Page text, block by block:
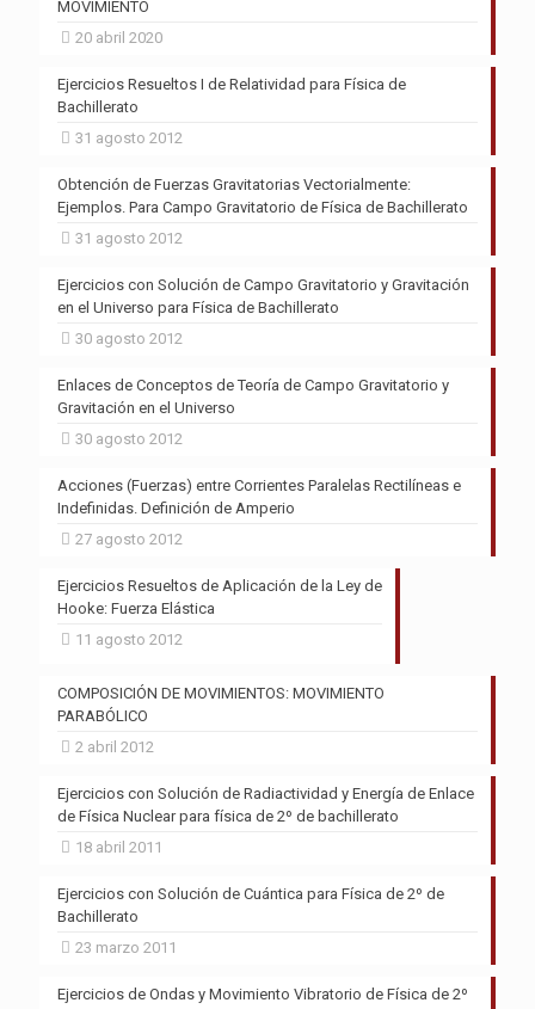
MOVIMIENTO
20 abril 2020
Ejercicios Resueltos I de Relatividad para Física de
Bachillerato
31 agosto 2012
Obtención de Fuerzas Gravitatorias Vectorialmente:
Ejemplos. Para Campo Gravitatorio de Física de Bachillerato
31 agosto 2012
Ejercicios con Solución de Campo Gravitatorio y Gravitación
en el Universo para Física de Bachillerato
30 agosto 2012
Enlaces de Conceptos de Teoría de Campo Gravitatorio y
Gravitación en el Universo
30 agosto 2012
Acciones (Fuerzas) entre Corrientes Paralelas Rectilíneas e
Indefinidas. Definición de Amperio
27 agosto 2012
Ejercicios Resueltos de Aplicación de la Ley de
Hooke: Fuerza Elástica
11 agosto 2012
COMPOSICIÓN DE MOVIMIENTOS: MOVIMIENTO
PARABÓLICO
2 abril 2012
Ejercicios con Solución de Radiactividad y Energía de Enlace
de Física Nuclear para física de 2º de bachillerato
18 abril 2011
Ejercicios con Solución de Cuántica para Física de 2º de
Bachillerato
23 marzo 2011
Ejercicios de Ondas y Movimiento Vibratorio de Física de 2º